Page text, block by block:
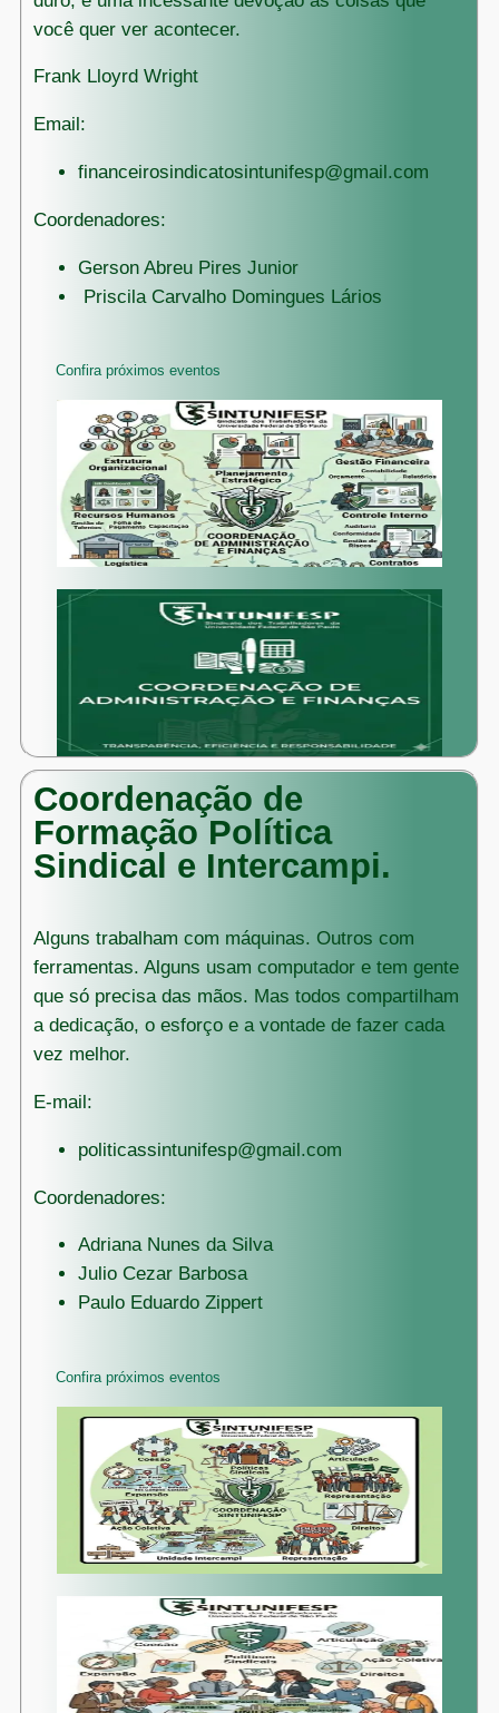
você quer ver acontecer.
Frank Lloyrd Wright
Email:
financeirosindicatosintunifesp@gmail.com
Coordenadores:
Gerson Abreu Pires Junior
Priscila Carvalho Domingues Lários
Confira próximos eventos
Coordenação de
Formação Política
Sindical e Intercampi.
Alguns trabalham com máquinas. Outros com
ferramentas. Alguns usam computador e tem gente
que só precisa das mãos. Mas todos compartilham
a dedicação, o esforço e a vontade de fazer cada
vez melhor.
E-mail:
politicassintunifesp@gmail.com
Coordenadores:
Adriana Nunes da Silva
Julio Cezar Barbosa
Paulo Eduardo Zippert
Confira próximos eventos